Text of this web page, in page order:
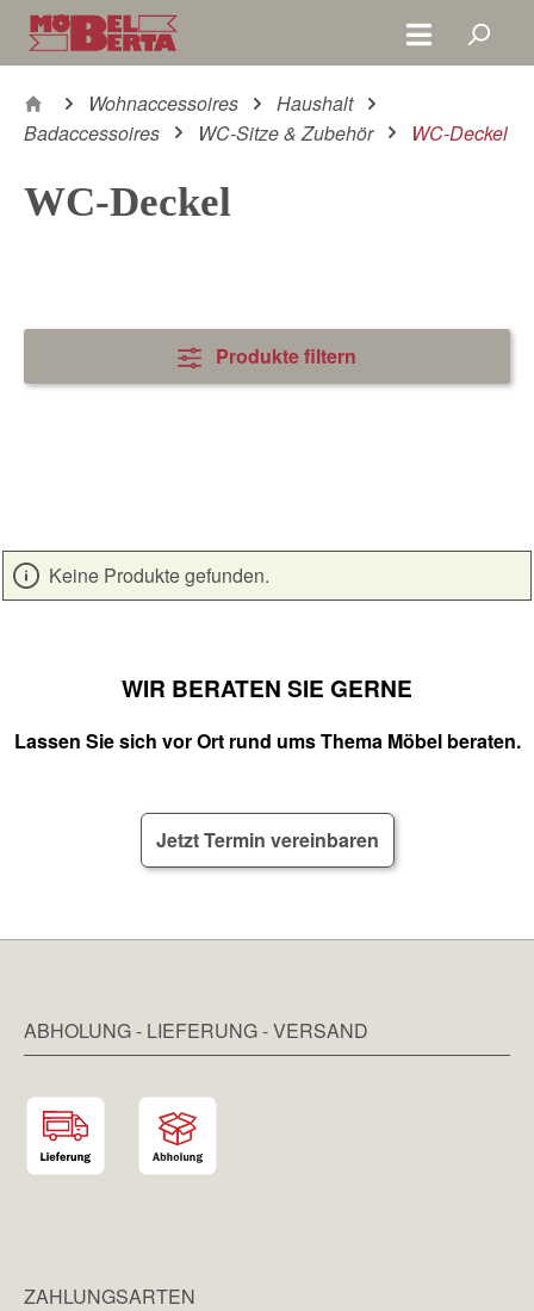
Zum Hauptinhalt springen
Wohnaccessoires
Haushalt
Badaccessoires
WC-Sitze & Zubehör WC-Deckel
WC-Deckel
Produkte filtern
Keine Produkte gefunden.
WIR BERATEN SIE GERNE
Lassen Sie sich vor Ort rund ums Thema Möbel beraten.
Jetzt Termin vereinbaren
ABHOLUNG - LIEFERUNG - VERSAND
ZAHLUNGSARTEN